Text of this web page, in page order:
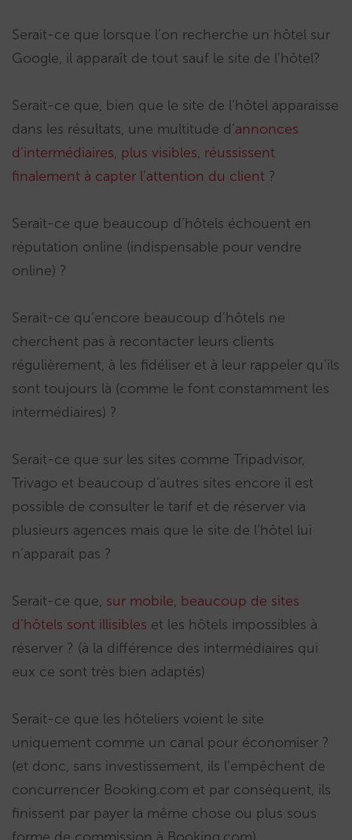
Serait-ce que lorsque l’on recherche un hôtel sur
Google, il apparaît de tout sauf le site de l’hôtel?
Serait-ce que, bien que le site de l’hôtel apparaisse
dans les résultats, une multitude d’annonces
d’intermédiaires, plus visibles, réussissent
finalement à capter l’attention du client ?
Serait-ce que beaucoup d’hôtels échouent en
réputation online (indispensable pour vendre
online) ?
Serait-ce qu’encore beaucoup d’hôtels ne
cherchent pas à recontacter leurs clients
régulièrement, à les fidéliser et à leur rappeler qu’ils
sont toujours là (comme le font constamment les
intermédiaires) ?
Serait-ce que sur les sites comme Tripadvisor,
Trivago et beaucoup d’autres sites encore il est
possible de consulter le tarif et de réserver via
plusieurs agences mais que le site de l‘hôtel lui
n’apparait pas ?
Serait-ce que, sur mobile, beaucoup de sites
d’hôtels sont illisibles et les hôtels impossibles à
réserver ? (à la différence des intermédiaires qui
eux ce sont très bien adaptés)
Serait-ce que les hôteliers voient le site
uniquement comme un canal pour économiser ?
(et donc, sans investissement, ils l’empêchent de
concurrencer Booking.com et par conséquent, ils
finissent par payer la même chose ou plus sous